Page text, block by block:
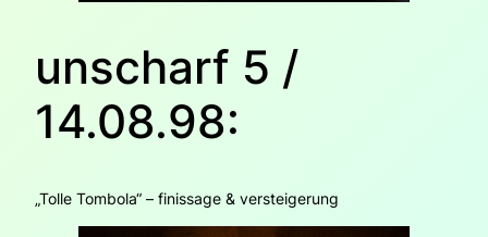
unscharf 5 /
14.08.98:
„Tolle Tombola“ – finissage & versteigerung